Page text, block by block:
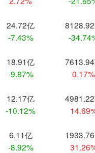
24.72亿
-7.43%
-
18.91亿
-9.87%
0.17%
12.17亿
-10.12%
6.11亿
-8.92%